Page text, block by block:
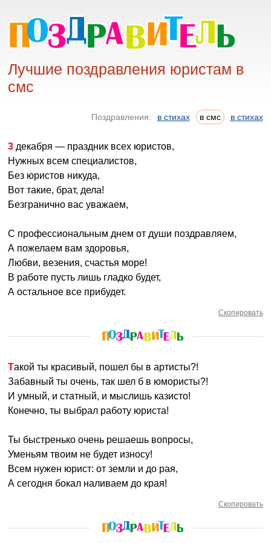
Лучшие поздравления юристам в
смс
Поздравления: в стихах в смс в стихах
3 декабря — праздник всех юристов,
Нужных всем специалистов,
Без юристов никуда,
Вот такие, брат, дела!
Безгранично вас уважаем,
С профессиональным днем от души поздравляем,
А пожелаем вам здоровья,
Любви, везения, счастья море!
В работе пусть лишь гладко будет,
А остальное все прибудет.
Скопировать
Такой ты красивый, пошел бы в артисты?!
Забавный ты очень, так шел б в юмористы?!
И умный, и статный, и мыслишь казисто!
Конечно, ты выбрал работу юриста!
Ты быстренько очень решаешь вопросы,
Уменьям твоим не будет износу!
Всем нужен юрист: от земли и до рая,
А сегодня бокал наливаем до края!
Скопировать